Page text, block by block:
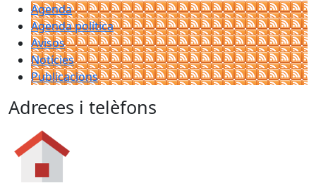
Agenda
Agenda política
Avisos
Notícies
Publicacions
Adreces i telèfons